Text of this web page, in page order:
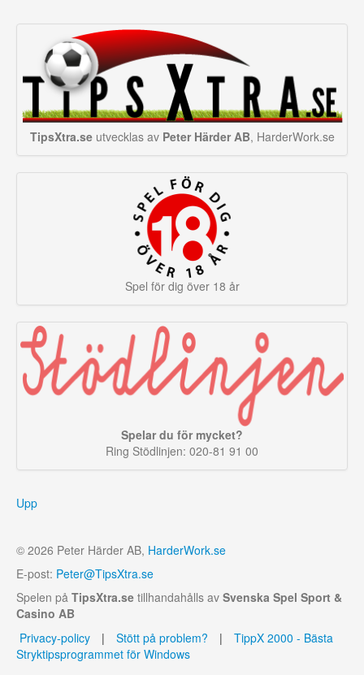
TipsXtra.seutvecklas av Peter Härder AB, HarderWork.se
Spel för dig över 18 år
Spelar du för mycket?
Ring Stödlinjen: 020-81 91 00
Upp
© 2026 Peter Härder AB, HarderWork.se
E-post: Peter@TipsXtra.se
Spelen på TipsXtra.se tillhandahålls av Svenska Spel Sport &
Casino AB
Privacy-policy
| Stött på problem? |
TippX 2000 - Bästa
Stryktipsprogrammet för Windows